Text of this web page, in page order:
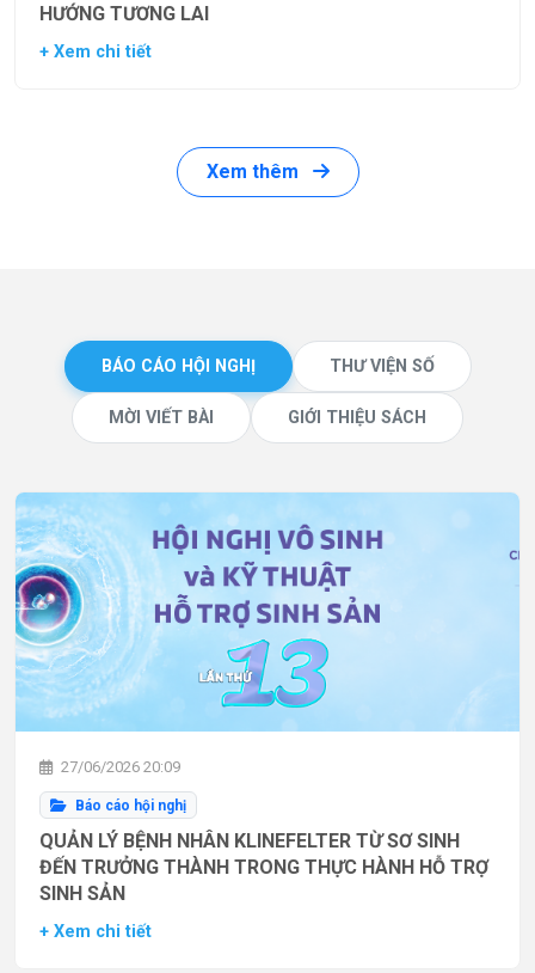
HƯỚNG TƯƠNG LAI
+ Xem chi tiết
Xem thêm
BÁO CÁO HỘI NGHỊ THƯ VIỆN SỐ
MỜI VIẾT BÀI GIỚI THIỆU SÁCH
27/06/2026 20:09
Báo cáo hội nghị
QUẢN LÝ BỆNH NHÂN KLINEFELTER TỪ SƠ SINH
ĐẾN TRƯỞNG THÀNH TRONG THỰC HÀNH HỖ TRỢ
SINH SẢN
+ Xem chi tiết